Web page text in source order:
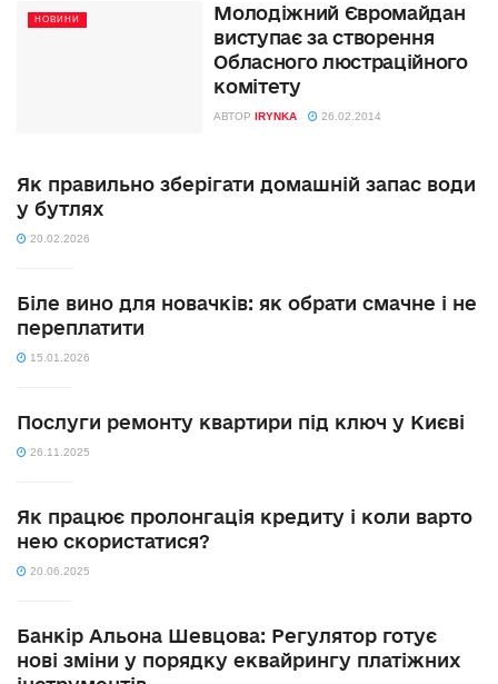
НОВИНИ
Молодіжний Євромайдан
виступає за створення
Обласного люстраційного
комітету
АВТОР IRYNKA 26.02.2014
Як правильно зберігати домашній запас води
у бутлях
20.02.2026
Біле вино для новачків: як обрати смачне і не
переплатити
15.01.2026
Послуги ремонту квартири під ключ у Києві
26.11.2025
Як працює пролонгація кредиту і коли варто
нею скористатися?
20.06.2025
Банкір Альона Шевцова: Регулятор готує
нові зміни у порядку еквайрингу платіжних